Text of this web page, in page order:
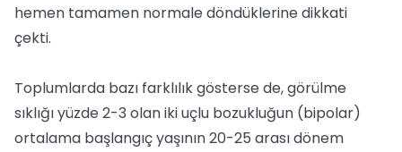
hemen tamamen normale döndüklerine dikkati
çekti.
Toplumlarda bazı farklılık gösterse de, görülme
sıklığı yüzde 2-3 olan iki uçlu bozukluğun (bipolar)
ortalama başlangıç yaşının 20-25 arası dönem